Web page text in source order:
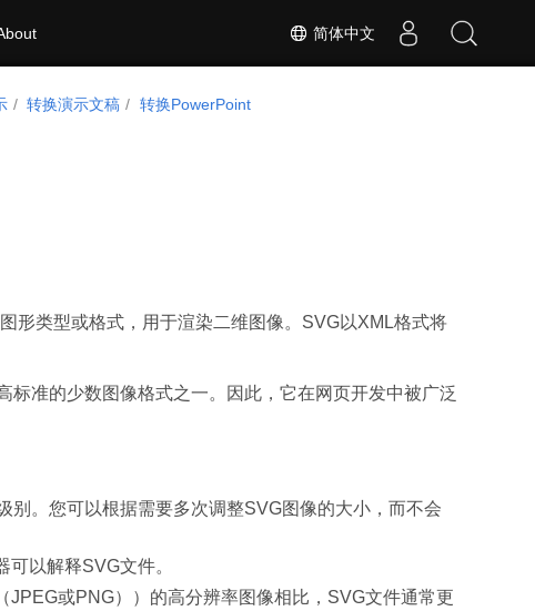
简体中文
转换演示文稿
转换PowerPoint
类型或格式，用于渲染二维图像。SVG以XML格式将
准的少数图像格式之一。因此，它在网页开发中被广泛
。您可以根据需要多次调整SVG图像的大小，而不会
以解释SVG文件。
或PNG））的高分辨率图像相比，SVG文件通常更